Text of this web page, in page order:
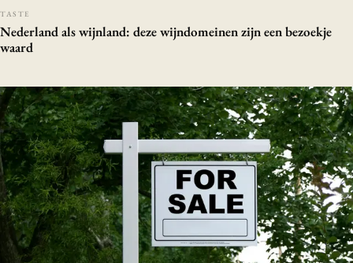
TASTE
Nederland als wijnland: deze wijndomeinen zijn een bezoekje
waard